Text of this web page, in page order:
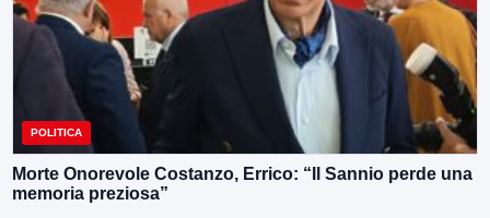
POLITICA
Morte Onorevole Costanzo, Errico: “Il Sannio perde una
memoria preziosa”